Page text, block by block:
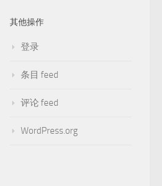
其他操作
登录
条目 feed
评论 feed
WordPress.org